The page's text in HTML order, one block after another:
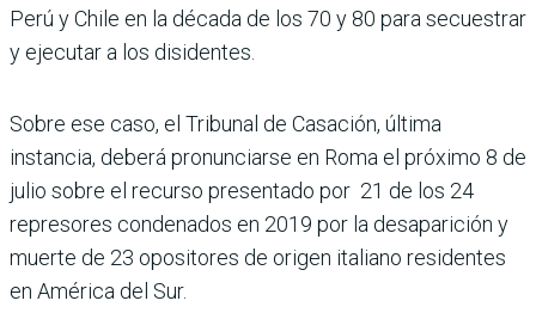
Perú y Chile en la década de los 70 y 80 para secuestrar
y ejecutar a los disidentes.
Sobre ese caso, el Tribunal de Casación, última
instancia, deberá pronunciarse en Roma el próximo 8 de
julio sobre el recurso presentado por 21 de los 24
represores condenados en 2019 por la desaparición y
muerte de 23 opositores de origen italiano residentes
en América del Sur.